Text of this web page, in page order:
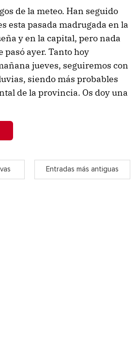
de la meteo. Han seguido
esta pasada madrugada en la
y en la capital, pero nada
pasó ayer. Tanto hoy
jueves, seguiremos con
siendo más probables
de la provincia. Os doy una
Entradas más antiguas